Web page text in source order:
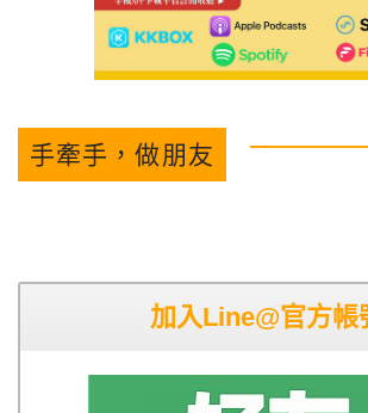
手牽手，做朋友
加入Line@官方帳